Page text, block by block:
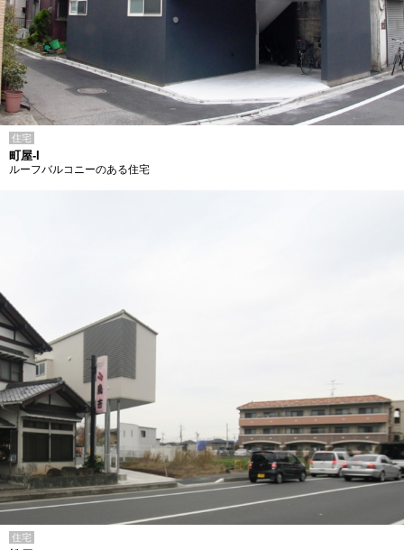
住宅
町屋-I
ルーフバルコニーのある住宅
住宅